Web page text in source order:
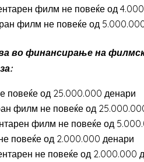
филм не повеќе од
филм не повеќе од
во финансирање на
повеќе од 25.000.000 денари
филм не повеќе од
филм не повеќе од
повеќе од 2.000.000 денари
не повеќе од 2.000.000